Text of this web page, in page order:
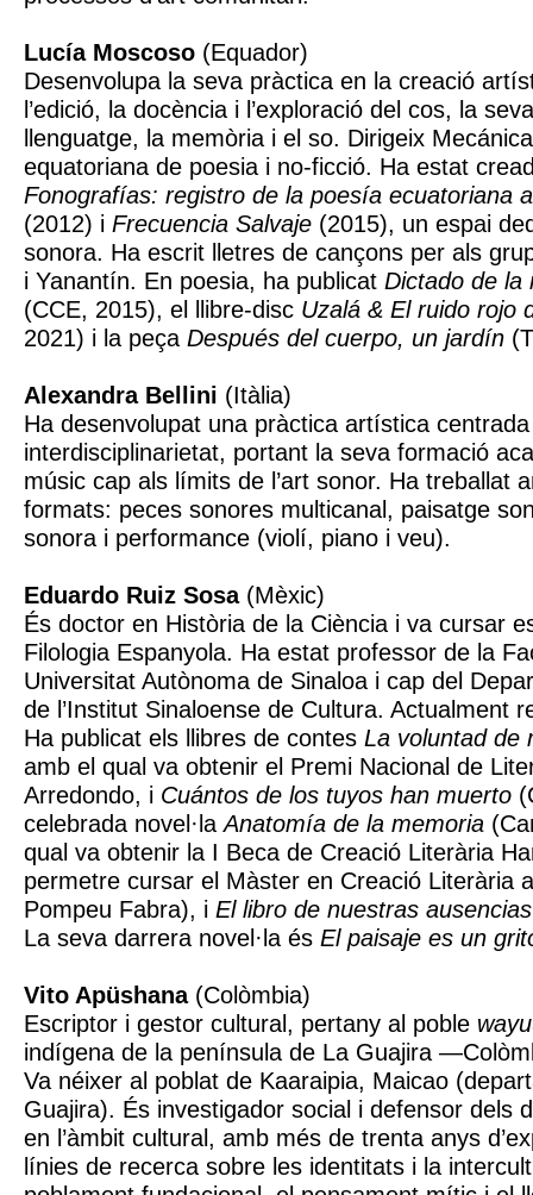
Lucía Moscoso (Equador)
Desenvolupa la seva pràctica en la creació
l’edició, la docència i l’exploració del cos, la
llenguatge, la memòria i el so. Dirigeix
equatoriana de poesia i no-ficció. Ha estat
Fonografías: registro de la poesía ecuatoriana
(2012) i Frecuencia Salvaje (2015), un espai
sonora. Ha escrit lletres de cançons per als
i Yanantín. En poesia, ha publicat Dictado de la
(CCE, 2015), el llibre-disc Uzalá & El ruido rojo
2021) i la peça Después del cuerpo, un jardín
Alexandra Bellini (Itàlia)
Ha desenvolupat una pràctica artística
interdisciplinarietat, portant la seva formació
músic cap als límits de l’art sonor. Ha treballat
formats: peces sonores multicanal, paisatge
sonora i performance (violí, piano i veu).
Eduardo Ruiz Sosa(Mèxic)
És doctor en Història de la Ciència i va cursar
Filologia Espanyola. Ha estat professor de la
Universitat Autònoma de Sinaloa i cap del
de l’Institut Sinaloense de Cultura. Actualment
Ha publicat els llibres de contes La voluntad de
amb el qual va obtenir el Premi Nacional de
Arredondo, i Cuántos de los tuyos han muerto
celebrada novel·laAnatomía de la memoria
qual va obtenir la I Beca de Creació Literària
permetre cursar el Màster en Creació Literària
Pompeu Fabra), i El libro de nuestras ausencias
La seva darrera novel·la és El paisaje es un
Vito Apüshana(Colòmbia)
Escriptor i gestor cultural, pertany al poble
indígena de la península de La Guajira
Va néixer al poblat de Kaaraipia, Maicao
Guajira). És investigador social i defensor dels
en l’àmbit cultural, amb més de trenta anys
línies de recerca sobre les identitats i la